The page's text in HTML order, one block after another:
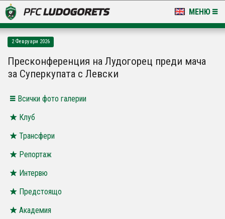
МЕНЮ
LUDOGORETS TV
НА ТЕРЕНА
СТАДИОН & БАЗИ
2 Февруари 2026
Пресконференция на Лудогорец преди мача
за Суперкупата с Левски
Всички фото галерии
Клуб
Трансфери
Репортаж
Интервю
Предстоящо
Академия